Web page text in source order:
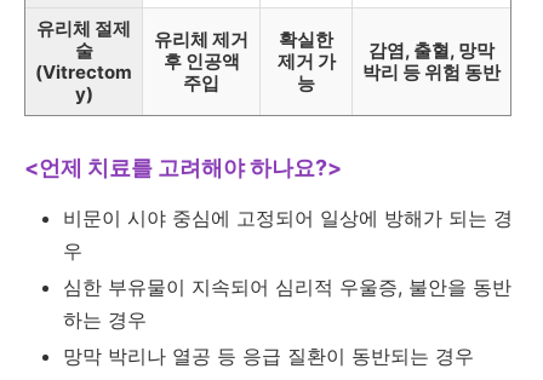
유리체 절제
술
(Vitrectom
y)
유리체 제거
후 인공액
주입
확실한
제거 가
능
감염, 출혈, 망막
박리 등 위험 동반
<언제 치료를 고려해야 하나요?>
비문이 시야 중심에 고정되어 일상에 방해가 되는 경
우
심한 부유물이 지속되어 심리적 우울증, 불안을 동반
하는 경우
망막 박리나 열공 등 응급 질환이 동반되는 경우